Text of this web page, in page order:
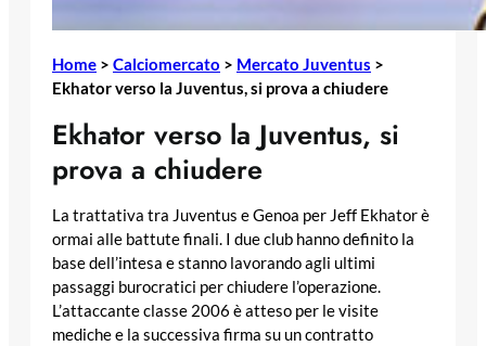
Home > Calciomercato > Mercato Juventus >
Ekhator verso la Juventus, si prova a chiudere
Ekhator verso la Juventus, si
prova a chiudere
La trattativa tra Juventus e Genoa per Jeff Ekhator è
ormai alle battute finali. I due club hanno definito la
base dell’intesa e stanno lavorando agli ultimi
passaggi burocratici per chiudere l’operazione.
L’attaccante classe 2006 è atteso per le visite
mediche e la successiva firma su un contratto